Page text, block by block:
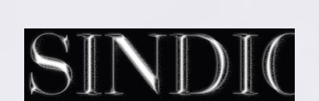
EL SINDICAL
Periodismo Inteligente